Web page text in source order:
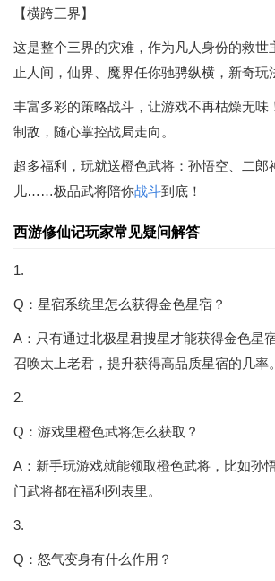
【横跨三界】
这是整个三界的灾难，作为凡人身份的救世
止人间，仙界、魔界任你驰骋纵横，新奇玩
丰富多彩的策略战斗，让游戏不再枯燥无味
制敌，随心掌控战局走向。
超多福利，玩就送橙色武将：孙悟空、二郎
儿……极品武将陪你战斗到底！
西游修仙记玩家常见疑问解答
1.
Q：星宿系统里怎么获得金色星宿？
A：只有通过北极星君搜星才能获得金色星
召唤太上老君，提升获得高品质星宿的几率。
2.
Q：游戏里橙色武将怎么获取？
A：新手玩游戏就能领取橙色武将，比如孙
门武将都在福利列表里。
3.
Q：怒气变身有什么作用？